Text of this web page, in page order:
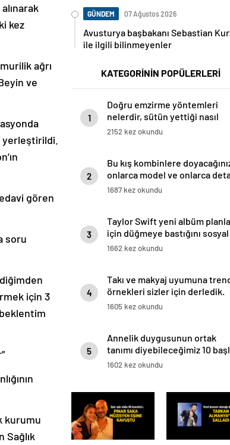
kez
ağrı
ve
yerleştirildi.
gören
soru
için 3
kurumu
Sağlık
GÜNDEM 07 Ağustos 2026
Avusturya başbakanı Sebastian
ile ilgili bilinmeyenler
KATEGORİNİN POPÜLERLERİ
1
Doğru emzirme yöntemleri
nelerdir, sütün yettiği nasıl
anlaşılır?
2152 kez okundu
2
Bu kış kombinlere
onlarca model ve onlarca
1687 kez okundu
3
Taylor Swift yeni albüm
için düğmeye bastığını sosyal
medyadan duyurdu!
1662 kez okundu
4
Takı ve makyaj uyumuna
örnekleri sizler için derledik.
1605 kez okundu
5
Annelik duygusunun ortak
tanımı diyebileceğimiz 10
1602 kez okundu